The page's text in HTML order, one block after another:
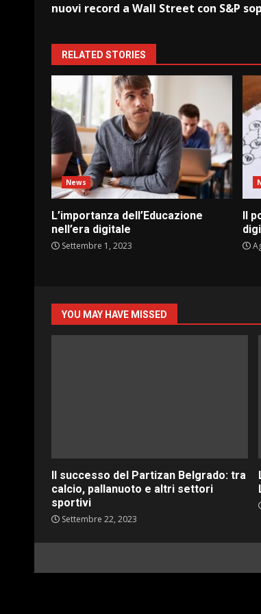
Reading
nuovi record a Wall Street con S&P
RELATED STORIES
News
L’importanza dell’Educazione
nell’era digitale
Settembre 1, 2023
Il
YOU MAY HAVE MISSED
Il successo del Partizan Belgrado: tra
calcio, pallanuoto e altri settori
sportivi
Settembre 22, 2023